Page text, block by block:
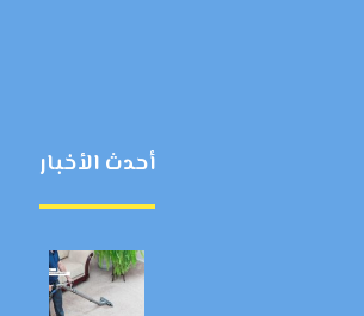
أحدث الأخبار